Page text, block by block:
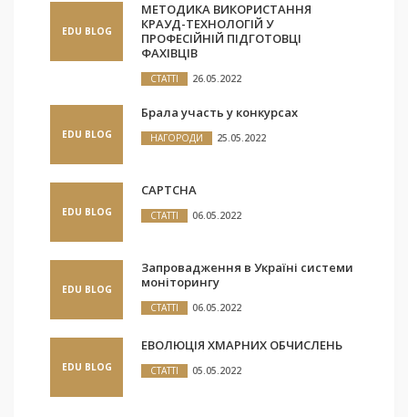
EDU BLOG
МЕТОДИКА ВИКОРИСТАННЯ
КРАУД-ТЕХНОЛОГІЙ У
ПРОФЕСІЙНІЙ ПІДГОТОВЦІ
ФАХІВЦІВ
СТАТТІ 26.05.2022
EDU BLOG
Брала участь у конкурсах
НАГОРОДИ 25.05.2022
EDU BLOG
CAPTCHA
СТАТТІ 06.05.2022
EDU BLOG
Запровадження в Україні системи
моніторингу
СТАТТІ 06.05.2022
EDU BLOG
ЕВОЛЮЦІЯ ХМАРНИХ ОБЧИСЛЕНЬ
СТАТТІ 05.05.2022